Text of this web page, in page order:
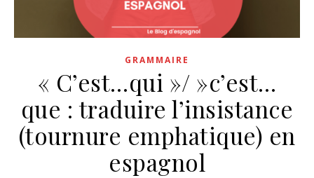
GRAMMAIRE
« C’est…qui »/ »c’est…
que : traduire l’insistance
(tournure emphatique) en
espagnol